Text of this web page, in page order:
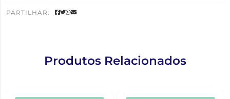
PARTILHAR:
Produtos Relacionados